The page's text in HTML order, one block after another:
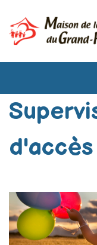
DEVENIR
CONNEXION
d'accès